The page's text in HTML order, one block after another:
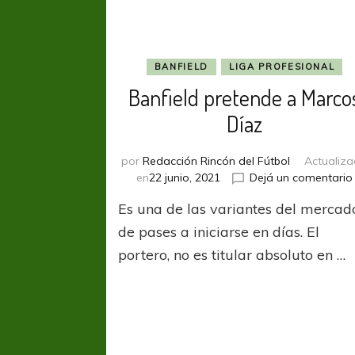
BANFIELD LIGA PROFESIONAL
Banfield pretende a
Díaz
porRedacción Rincón del Fútbol
en22 junio, 2021 Dejá un comentario
Es una de las variantes del
de pases a iniciarse en días. El
portero, no es titular absoluto en …